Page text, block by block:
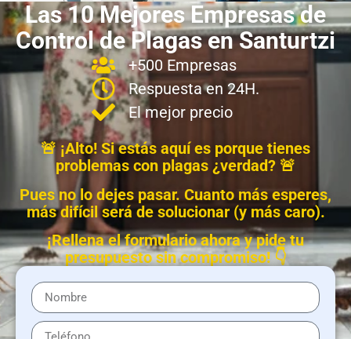
Las 10 Mejores Empresas de
Control de Plagas en Santurtzi
+500 Empresas
Respuesta en 24H.
El mejor precio
🚨 ¡Alto! Si estás aquí es porque tienes
problemas con plagas ¿verdad? 🚨
Pues no lo dejes pasar. Cuanto más esperes,
más difícil será de solucionar (y más caro).
¡Rellena el formulario ahora y pide tu
presupuesto sin compromiso! 👇